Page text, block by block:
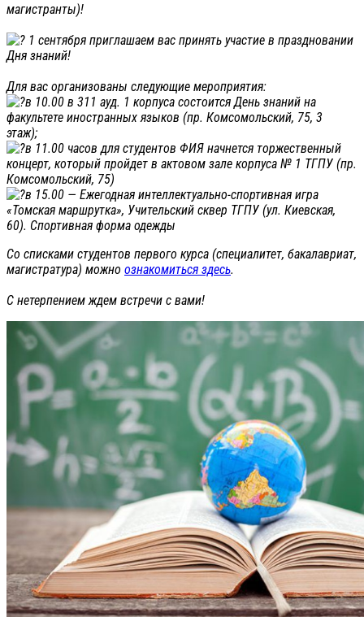
магистранты)!
1 сентября приглашаем вас принять участие в праздновании
Дня знаний!
Для вас организованы следующие мероприятия:
в 10.00 в 311 ауд. 1 корпуса состоится День знаний на
факультете иностранных языков (пр. Комсомольский, 75, 3
этаж);
в 11.00 часов для студентов ФИЯ начнется торжественный
концерт, который пройдет в актовом зале корпуса № 1 ТГПУ (пр.
Комсомольский, 75)
в 15.00 — Ежегодная интеллектуально-спортивная игра
«Томская маршрутка», Учительский сквер ТГПУ (ул. Киевская,
60). Спортивная форма одежды
Со списками студентов первого курса (специалитет, бакалавриат,
магистратура) можно ознакомиться здесь.
С нетерпением ждем встречи с вами!